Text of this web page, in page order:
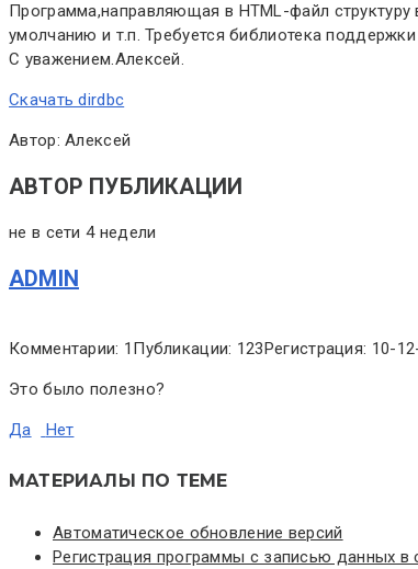
Программа,направляющая в HTML-файл
умолчанию и т.п. Требуется библиотека поддержки
С уважением.Алексей.
Скачать dirdbc
Автор: Алексей
АВТОР ПУБЛИКАЦИИ
не в сети 4 недели
ADMIN
Комментарии: 1 Публикации: 123 Регистрация: 10-
Это было полезно?
Да Нет
МАТЕРИАЛЫ ПО ТЕМЕ
Автоматическое обновление версий
Регистрация программы с записью данных в